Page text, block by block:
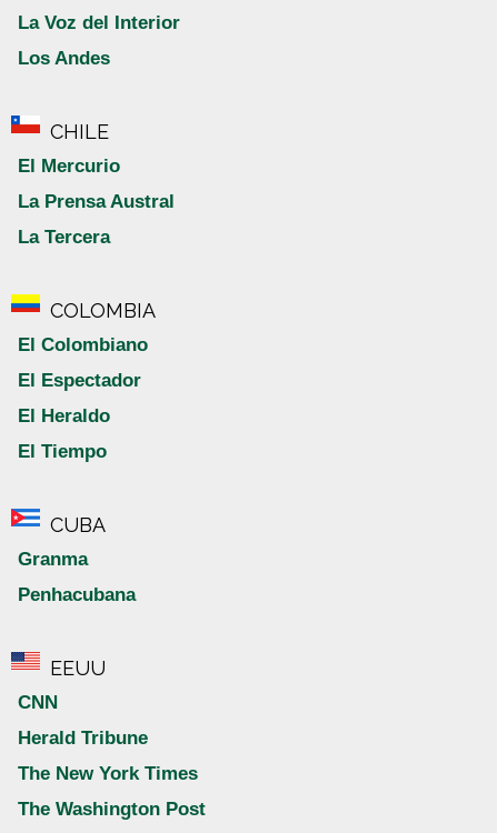
La Voz del Interior
Los Andes
CHILE
El Mercurio
La Prensa Austral
La Tercera
COLOMBIA
El Colombiano
El Espectador
El Heraldo
El Tiempo
CUBA
Granma
Penhacubana
EEUU
CNN
Herald Tribune
The New York Times
The Washington Post